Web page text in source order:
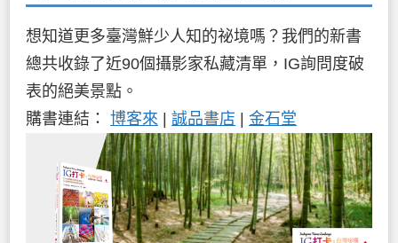
想知道更多臺灣鮮少人知的祕境嗎？我們的新書
總共收錄了近90個攝影家私藏清單，IG詢問度破
表的絕美景點。
購書連結： 博客來 | 誠品書店 | 金石堂